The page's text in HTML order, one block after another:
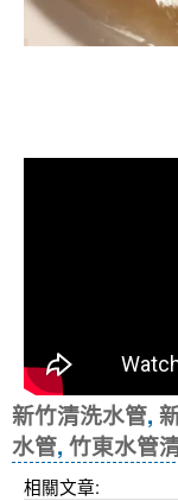
新竹清洗水管,
水管, 竹東水管
相關文章: